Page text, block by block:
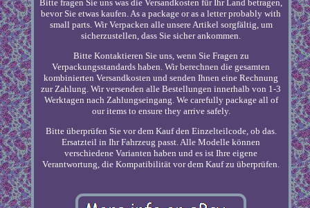
Bitte fragen Sie uns was die Versandkosten für Ihr Land betragen,
bevor Sie etwas kaufen. As a package or as a letter probably with
small parts. Wir Verpacken alle unsere Artikel sorgfältig, um
sicherzustellen, dass Sie sicher ankommen.
Bitte Kontaktieren Sie uns, wenn Sie Fragen zu
Verpackungsstandards haben. Wir berechnen die gesamten
kombinierten Versandkosten und senden Ihnen eine Rechnung
zur Zahlung. Wir versenden alle Bestellungen innerhalb von 1-3
Werktagen nach Zahlungseingang. We carefully package all of
our items to ensure they arrive safely.
Bitte überprüfen Sie vor dem Kauf den Einzelteilcode, ob das.
Ersatzteil in Ihr Fahrzeug passt. Alle Modelle können
verschiedene Varianten haben und es ist Ihre eigene
Verantwortung, die Kompatibilität vor dem Kauf zu überprüfen.